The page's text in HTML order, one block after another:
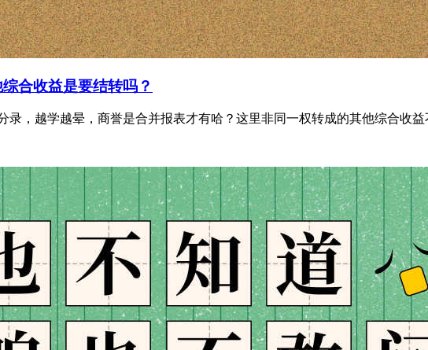
合收益是要结转吗？
录，越学越晕，商誉是合并报表才有哈？这里非同一权转成的其他综合收